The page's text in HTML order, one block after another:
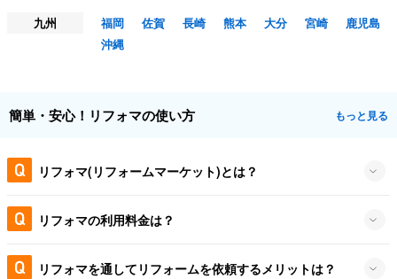
九州
福岡 佐賀 長崎 熊本 大分 宮崎
鹿児島
沖縄
簡単・安心！リフォマの使い方 もっと見る
リフォマ(リフォームマーケット)とは？
リフォマの利用料金は？
リフォマを通してリフォームを依頼するメリットは？